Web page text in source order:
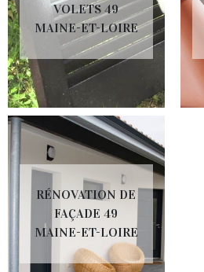
VOLETS 49
MAINE-ET-LOIRE
RÉNOVATION DE
FAÇADE 49
MAINE-ET-LOIRE